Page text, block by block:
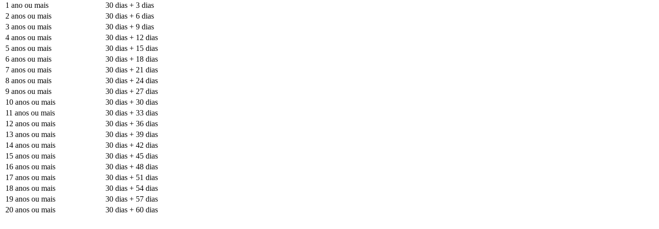
1 ano ou mais
30 dias + 3 dias
2 anos ou mais
30 dias + 6 dias
3 anos ou mais
30 dias + 9 dias
4 anos ou mais
30 dias + 12 dias
5 anos ou mais
30 dias + 15 dias
6 anos ou mais
30 dias + 18 dias
7 anos ou mais
30 dias + 21 dias
8 anos ou mais
30 dias + 24 dias
9 anos ou mais
30 dias + 27 dias
10 anos ou mais
30 dias + 30 dias
11 anos ou mais
30 dias + 33 dias
12 anos ou mais
30 dias + 36 dias
13 anos ou mais
30 dias + 39 dias
14 anos ou mais
30 dias + 42 dias
15 anos ou mais
30 dias + 45 dias
16 anos ou mais
30 dias + 48 dias
17 anos ou mais
30 dias + 51 dias
18 anos ou mais
30 dias + 54 dias
19 anos ou mais
30 dias + 57 dias
20 anos ou mais
30 dias + 60 dias